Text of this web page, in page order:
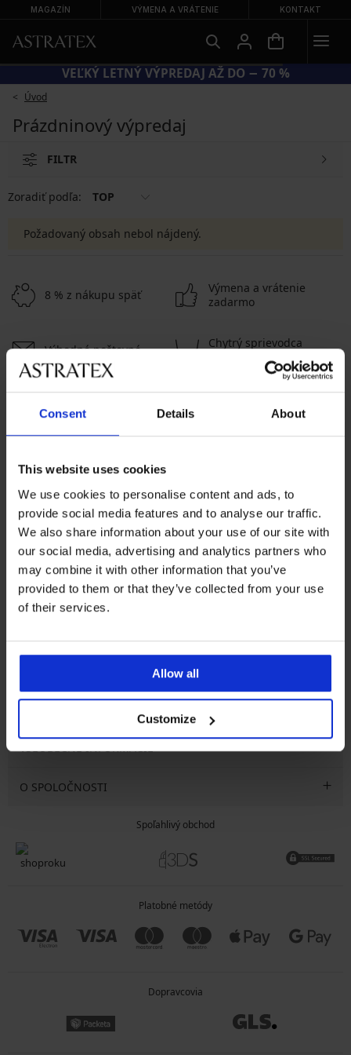
Consent Details About
This website uses cookies
We use cookies to personalise content and ads, to
provide social media features and to analyse our traffic.
We also share information about your use of our site with
our social media, advertising and analytics partners who
may combine it with other information that you’ve
provided to them or that they’ve collected from your use
of their services.
Allow all
Customize
MAGAZÍN VÝMENA A VRÁTENIE KONTAKT
VEĽKÝ LETNÝ VÝPREDAJ AŽ DO − 70 %
Úvod
Prázdninový výpredaj
FILTR
Zoradiť podľa: TOP
Požadovaný obsah nebol nájdený.
8 % z nákupu späť
Výmena a vrátenie
zadarmo
Výhodné poštovné
Chytrý sprievodca
Zákaznícka podpora
Počas pracovných dní od 8:00 do 17:00
02 205 703 40
info@astratex.sk
Newsletter
Prihláste sa do newsletteru a získajte
najhorúcejšie
novinky
CHCEM ODOBERAŤ
VŠEOBECNÉ INFORMÁCIE
O SPOLOČNOSTI
Spoľahlivý obchod
Platobné metódy
Dopravcovia